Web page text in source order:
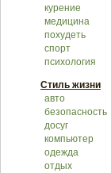
курение
медицина
похудеть
спорт
психология
Стиль жизни
авто
безопасность
досуг
компьютер
одежда
отдых